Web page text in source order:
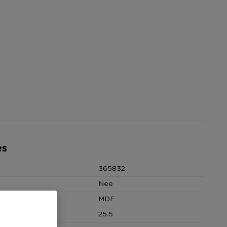
365832
Nee
MDF
25.5